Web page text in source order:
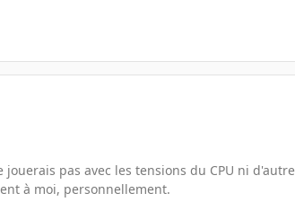
pas avec les tensions du CPU ni
à moi, personnellement.